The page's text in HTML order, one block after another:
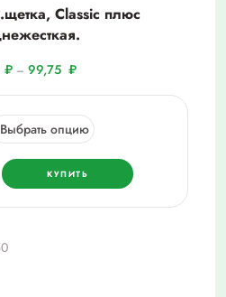
Classic плюс
₽ – 99,75 ₽
КУПИТЬ